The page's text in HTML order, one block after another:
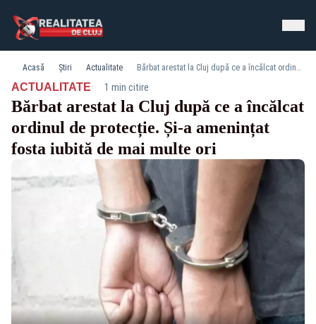
Acasă Știri Actualitate Bărbat arestat la Cluj după ce a încălcat ordinul de protecție. Și-a amenințat fosta iubită de mai multe ori
ACTUALITATE· 1 min citire
Bărbat arestat la Cluj după ce a încălcat
ordinul de protecție. Și-a amenințat
fosta iubită de mai multe ori